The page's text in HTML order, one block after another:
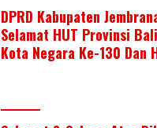
DPRD Kabupaten
Selamat HUT Provinsi
Kota Negara Ke-130 Dan